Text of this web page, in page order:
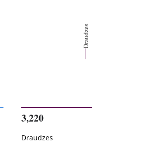
Draudzes
3,220
Draudzes